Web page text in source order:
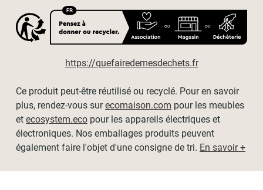
Dimensions disponibles (tissu / hors-tout) :
- L60cm x H190cm / L64cm x H190cm
- L90cm x H190cm / L94cm x H190cm
- L120cm x H190cm / L124cm x H190cm
- L150cm x H190cm / L154cm x H190cm
- L180cm x H190cm / L184cm x H190cm
https://quefairedemesdechets.fr
Ce produit peut-être réutilisé ou recyclé. Pour en savoir
plus, rendez-vous surecomaison.com pour les meubles
et ecosystem.eco pour les appareils électriques et
électroniques. Nos emballages produits peuvent
également faire l'objet d'une consigne de tri. En savoir +